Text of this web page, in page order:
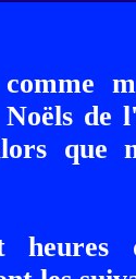
de
que
heures